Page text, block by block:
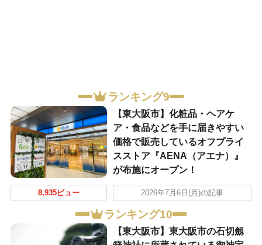
ランキング9
【東大阪市】化粧品・ヘアケ
ア・食品などを手に届きやすい
価格で販売しているオフプライ
スストア『AENA（アエナ）』
が布施にオープン！
8,935ビュー 2026年7月6日(月)の記事
ランキング10
【東大阪市】東大阪市の石切劔